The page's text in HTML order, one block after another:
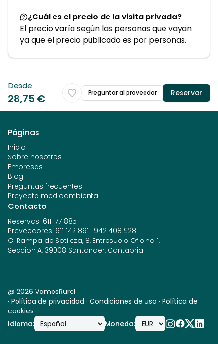
¿Cuál es el precio de la visita privada?
El precio varía según las personas que vayan
ya que el precio publicado es por personas.
Desde
28,75 € Preguntar al proveedor Reservar
Páginas
Inicio
Sobre nosotros
Empresas
Blog
Preguntas frecuentes
Proyecto medioambiental
Contacto
Reservas: 611 177 885
Proveedores: 611 142 891 · 942 408 928
C. Rampa de Sotileza, 8, Entresuelo Oficina 1,
Seccion A, 39008 Santander, Cantabria
@ 2026 VamosRural
· Política de privacidad · Condiciones de uso · Política de
cookies
Idioma: Moneda: